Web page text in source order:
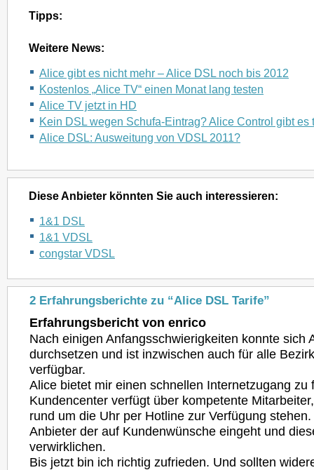
Tipps:
Weitere News:
Alice gibt es nicht mehr – Alice DSL noch bis 2012
Kostenlos „Alice TV“ einen Monat lang testen
Alice TV jetzt in HD
Kein DSL wegen Schufa-Eintrag? Alice Control gibt es
Alice DSL: Ausweitung von VDSL 2011?
Diese Anbieter könnten Sie auch interessieren:
1&1 DSL
1&1 VDSL
congstar VDSL
2 Erfahrungsberichte zu “Alice DSL Tarife”
Erfahrungsbericht von enrico
Nach einigen Anfangsschwierigkeiten konnte sich
durchsetzen und ist inzwischen auch für alle
verfügbar.
Alice bietet mir einen schnellen Internetzugang zu
Kundencenter verfügt über kompetente
rund um die Uhr per Hotline zur Verfügung
Anbieter der auf Kundenwünsche eingeht und
verwirklichen.
Bis jetzt bin ich richtig zufrieden. Und sollten